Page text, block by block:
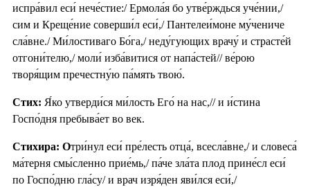
испра́вил еси́ нече́стие:/ Ермола́я бо утве́рждься уче́нии,/
сим и Креще́ние соверши́л еси́,/ Пантелеи́моне му́чениче
сла́вне./ Ми́лостиваго Бо́га,/ неду́гующих врачу́ и страсте́й
отгони́телю,/ моли́ изба́витися от напа́стей// ве́рою
творя́щим пречестну́ю па́мять твою́.
Стих: Я́ко утверди́ся ми́лость Его́ на нас,// и и́стина
Госпо́дня пребыва́ет во век.
Стихира: Отри́нул еси́ пре́лесть отца́, всесла́вне,/ и словеса́
ма́терня смы́сленно прие́мь,/ па́че зла́та плод прине́сл еси́
по Госпо́дню гла́су/ и врач изря́ден яви́лся еси́,/